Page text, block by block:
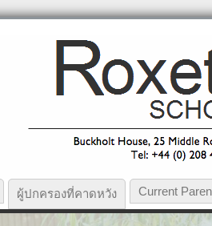
ผู้ปกครองที่คาดหวัง Current